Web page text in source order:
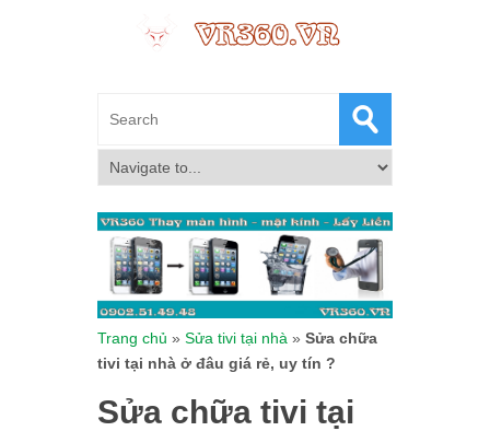
Trang chủ » Sửa tivi tại nhà » Sửa chữa
tivi tại nhà ở đâu giá rẻ, uy tín ?
Sửa chữa tivi tại